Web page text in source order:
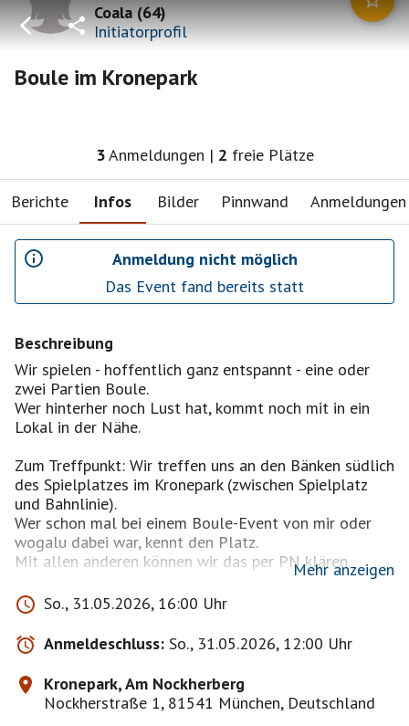
Coala(64)
Initiatorprofil
Boule im Kronepark
3Anmeldungen | 2 freie Plätze
Berichte Infos Bilder Pinnwand Anmeldungen
Anmeldung nicht möglich
Das Event fand bereits statt
Beschreibung
Wir spielen - hoffentlich ganz entspannt - eine oder
zwei Partien Boule.
Wer hinterher noch Lust hat, kommt noch mit in ein
Lokal in der Nähe.
Zum Treffpunkt: Wir treffen uns an den Bänken südlich
des Spielplatzes im Kronepark (zwischen Spielplatz
und Bahnlinie).
Wer schon mal bei einem Boule-Event von mir oder
wogalu dabei war, kennt den Platz.
Mit allen anderen können wir das per PN klären.
Falls jemand keine Kugeln hat, sollte er/sie das auf
die Pinnwand schreiben. Dann findet sich vermutlich
jemand, der einen zweiten Satz mitbringen kann.
Das ist ein Schönwetter-Event.
Bei unpassendem Wetter wird es - ggf. auch
kurzfristig - abgesagt oder verschoben.
Mehr anzeigen
So., 31.05.2026, 16:00 Uhr
Anmeldeschluss: So., 31.05.2026, 12:00 Uhr
Kronepark, Am Nockherberg
Nockherstraße 1, 81541 München, Deutschland